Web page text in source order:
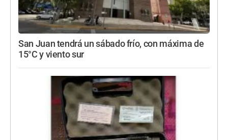
San Juan tendrá un sábado frío, con máxima de
15°C y viento sur